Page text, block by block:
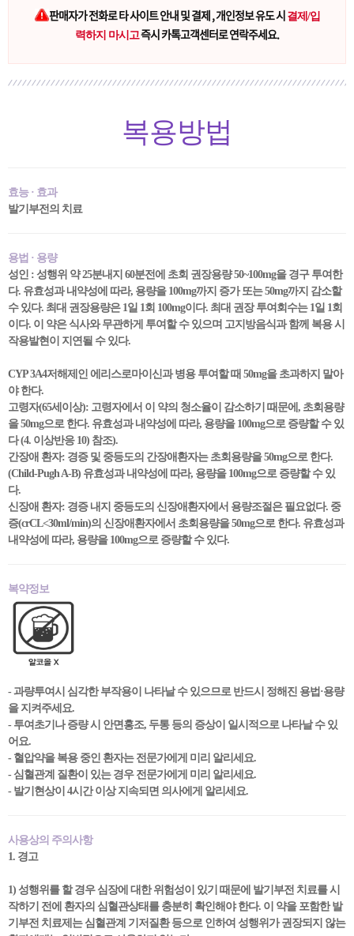
판매자가 전화로 타 사이트 안내 및 결제 , 개인정보 유도 시 결제/입
력하지 마시고즉시 카톡고객센터로 연락주세요.
복용방법
효능 · 효과
발기부전의 치료
용법 · 용량
성인 : 성행위 약 25분내지 60분전에 초회 권장용량 50~100mg을 경구 투여한
다. 유효성과 내약성에 따라, 용량을 100mg까지 증가 또는 50mg까지 감소할
수 있다. 최대 권장용량은 1일 1회 100mg이다. 최대 권장 투여회수는 1일 1회
이다. 이 약은 식사와 무관하게 투여할 수 있으며 고지방음식과 함께 복용 시
작용발현이 지연될 수 있다.
CYP 3A4저해제인 에리스로마이신과 병용 투여할 때 50mg을 초과하지 말아
야 한다.
고령자(65세이상): 고령자에서 이 약의 청소율이 감소하기 때문에, 초회용량
을 50mg으로 한다. 유효성과 내약성에 따라, 용량을 100mg으로 증량할 수 있
다 (4. 이상반응 10) 참조).
간장애 환자: 경증 및 중등도의 간장애환자는 초회용량을 50mg으로 한다.
(Child-Pugh A-B) 유효성과 내약성에 따라, 용량을 100mg으로 증량할 수 있
다.
신장애 환자: 경증 내지 중등도의 신장애환자에서 용량조절은 필요없다. 중
증(crCL<30ml/min)의 신장애환자에서 초회용량을 50mg으로 한다. 유효성과
내약성에 따라, 용량을 100mg으로 증량할 수 있다.
복약정보
- 과량투여시 심각한 부작용이 나타날 수 있으므로 반드시 정해진 용법·용량
을 지켜주세요.
- 투여초기나 증량 시 안면홍조, 두통 등의 증상이 일시적으로 나타날 수 있
어요.
- 혈압약을 복용 중인 환자는 전문가에게 미리 알리세요.
- 심혈관계 질환이 있는 경우 전문가에게 미리 알리세요.
- 발기현상이 4시간 이상 지속되면 의사에게 알리세요.
사용상의 주의사항
1. 경고
1) 성행위를 할 경우 심장에 대한 위험성이 있기 때문에 발기부전 치료를 시
작하기 전에 환자의 심혈관상태를 충분히 확인해야 한다. 이 약을 포함한 발
기부전 치료제는 심혈관계 기저질환 등으로 인하여 성행위가 권장되지 않는